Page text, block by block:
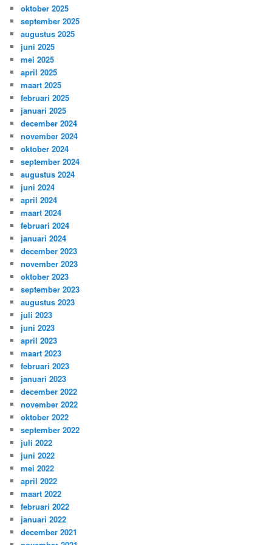
oktober 2025
september 2025
augustus 2025
juni 2025
mei 2025
april 2025
maart 2025
februari 2025
januari 2025
december 2024
november 2024
oktober 2024
september 2024
augustus 2024
juni 2024
april 2024
maart 2024
februari 2024
januari 2024
december 2023
november 2023
oktober 2023
september 2023
augustus 2023
juli 2023
juni 2023
april 2023
maart 2023
februari 2023
januari 2023
december 2022
november 2022
oktober 2022
september 2022
juli 2022
juni 2022
mei 2022
april 2022
maart 2022
februari 2022
januari 2022
december 2021